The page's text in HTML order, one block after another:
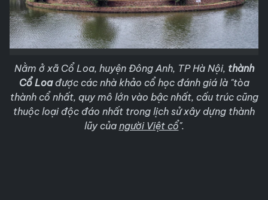
Nằm ở xã Cổ Loa, huyện Đông Anh, TP Hà Nội, thành
Cổ Loađược các nhà khảo cổ học đánh giá là "tòa
thành cổ nhất, quy mô lớn vào bậc nhất, cấu trúc cũng
thuộc loại độc đáo nhất trong lịch sử xây dựng thành
lũy của người Việt cổ".